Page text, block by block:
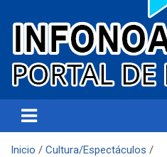
Infonoa Salta
Inicio
Cultura/Espectáculos